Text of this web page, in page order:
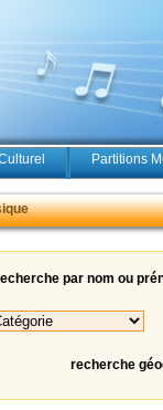
Partitions
par nom ou
recherche